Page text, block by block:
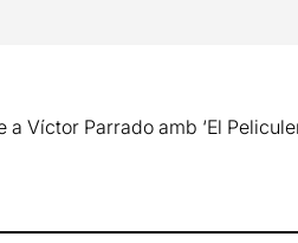
Víctor Parrado amb ‘El